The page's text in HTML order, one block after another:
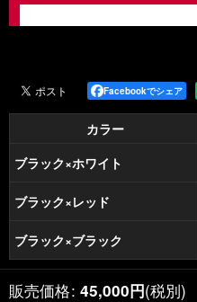
Facebookでシェア
カラー
ブラック×ホワイト
ブラック×レッド
ブラック×ブラック
販売価格: 45,000円(税別)